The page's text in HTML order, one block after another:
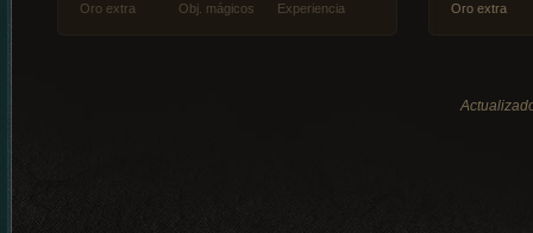
Oro extra Obj. mágicos Experiencia Oro extra